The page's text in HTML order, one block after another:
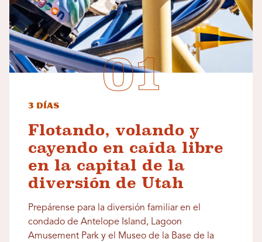
3 días
Flotando, volando y
cayendo en caída libre
en la capital de la
diversión de Utah
Prepárense para la diversión familiar en el
condado de Antelope Island, Lagoon
Amusement Park y el Museo de la Base de la